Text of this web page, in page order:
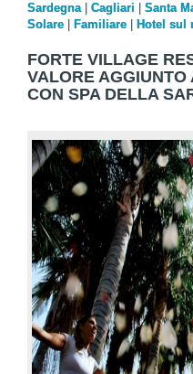
Sardegna
Cagliari Santa
Solare
Familiare Hotel sul
FORTE VILLAGE
VALORE
CON SPA DELLA